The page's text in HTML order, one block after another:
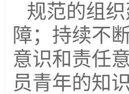
规范的组
障；持续不
意识和责任
员青年的知